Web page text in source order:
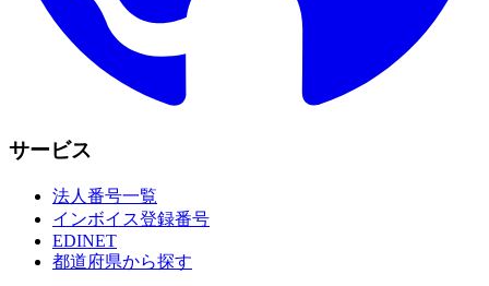
サービス
法人番号一覧
インボイス登録番号
EDINET
都道府県から探す